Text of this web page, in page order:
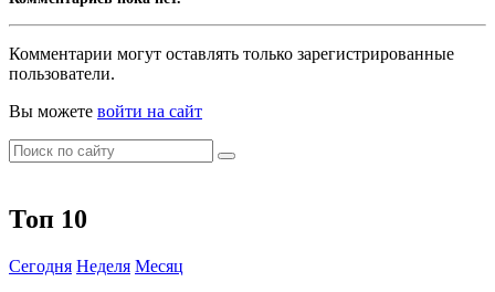
Комментарии могут оставлять только зарегистрированные
пользователи.
Вы можете войти на сайт
Топ 10
Сегодня Неделя Месяц